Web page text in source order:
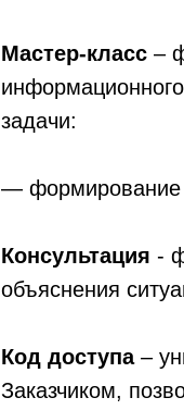
Мастер-класс –
задачи:
— формирование
Консультация -
объяснения
Код доступа–
Заказчиком,